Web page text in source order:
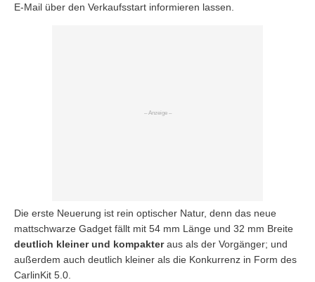
E-Mail über den Verkaufsstart informieren lassen.
Die erste Neuerung ist rein optischer Natur, denn das neue
mattschwarze Gadget fällt mit 54 mm Länge und 32 mm Breite
deutlich kleiner und kompakteraus als der Vorgänger; und
außerdem auch deutlich kleiner als die Konkurrenz in Form des
CarlinKit 5.0.